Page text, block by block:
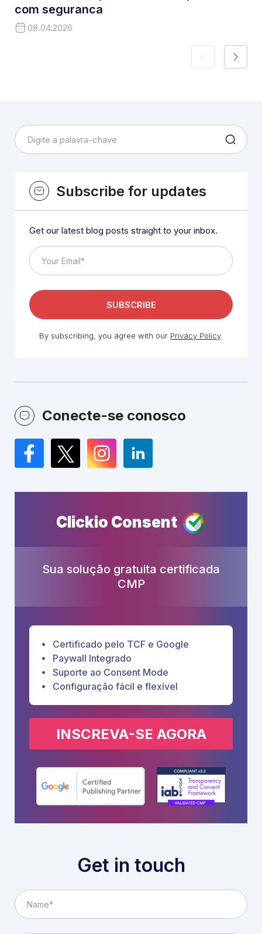
com seguranca
08.04.2026
Subscribe for updates
Get our latest blog posts straight to your inbox.
By subscribing, you agree with our Privacy Policy.
Conecte-se conosco
Facebook
TwitterInstagramLinkedIn
Clickio Consent
Sua solução gratuita certificada
CMP
Certificado pelo TCF e Google
Paywall Integrado
Suporte ao Consent Mode
Configuração fácil e flexível
INSCREVA-SE AGORA
Get in touch